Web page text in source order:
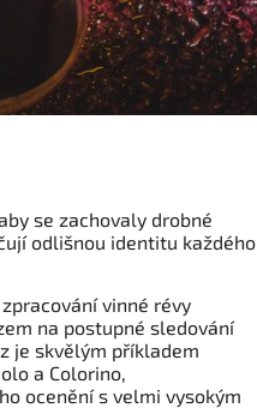
se zachovaly drobné
odlišnou identitu každého
vinné révy
na postupné sledování
je skvělým příkladem
a Colorino,
ocenění s velmi vysokým